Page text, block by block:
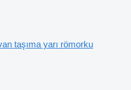
taşıma yarı römorku